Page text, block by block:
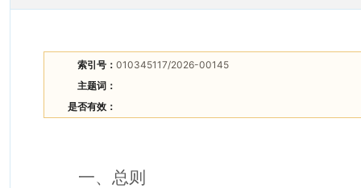
索引号： 010345117/2026-00145
主题词：
是否有效：
一、总则